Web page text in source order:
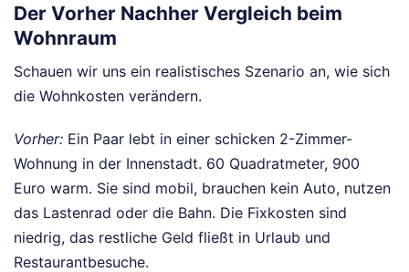
Der Vorher Nachher Vergleich beim
Wohnraum
Schauen wir uns ein realistisches Szenario an, wie sich
die Wohnkosten verändern.
Vorher: Ein Paar lebt in einer schicken 2-Zimmer-
Wohnung in der Innenstadt. 60 Quadratmeter, 900
Euro warm. Sie sind mobil, brauchen kein Auto, nutzen
das Lastenrad oder die Bahn. Die Fixkosten sind
niedrig, das restliche Geld fließt in Urlaub und
Restaurantbesuche.